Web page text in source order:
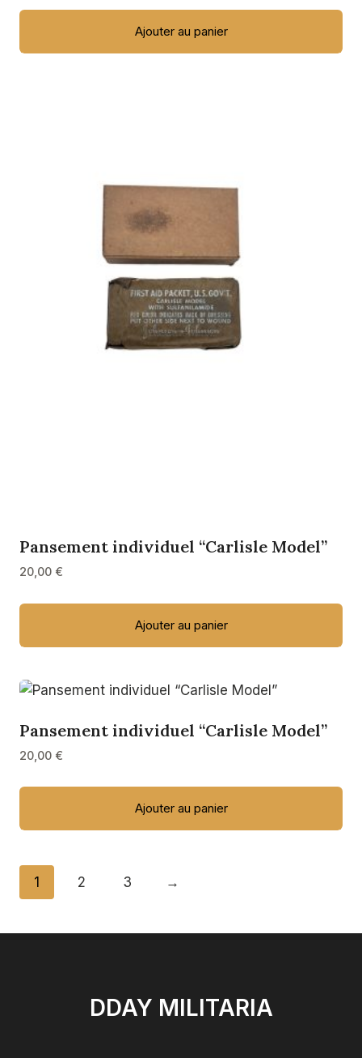
Ajouter au panier
Pansement individuel “Carlisle Model”
20,00 €
Ajouter au panier
Pansement individuel “Carlisle Model”
20,00 €
Ajouter au panier
1 2 3 →
DDAY MILITARIA